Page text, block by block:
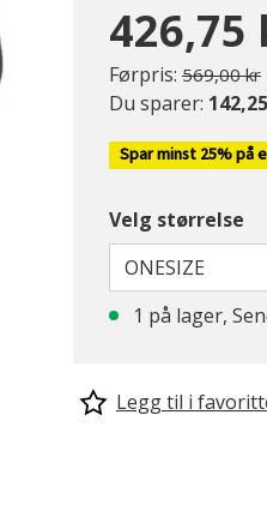
426,75
Førpris: Pris
569,00 krtil
Du sparer:
Spar minst 25%
Velg størrelse
ONESIZE
1 på lager,
Legg til i